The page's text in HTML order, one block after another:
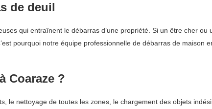
de deuil
qui entraînent le débarras d’une propriété. Si un être cher
pourquoi notre équipe professionnelle de débarras de
Coaraze ?
le nettoyage de toutes les zones, le chargement des objets